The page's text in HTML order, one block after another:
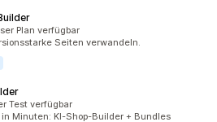
Plan verfügbar
Seiten verwandeln.
Test verfügbar
Minuten: KI-Shop-Builder + Bundles